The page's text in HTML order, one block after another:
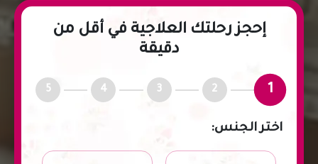
إحجز رحلتك العلاجية في أقل من
دقيقة
1
2
3
4
5
اختر الجنس: